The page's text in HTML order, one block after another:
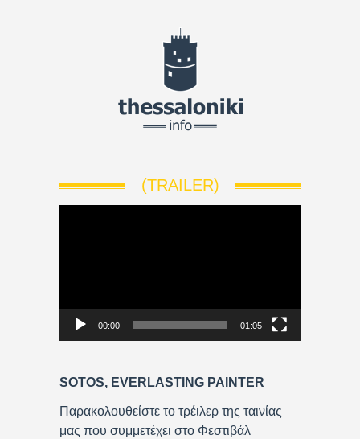
(TRAILER)
P
e
r
00:00 01:05
SOTOS, EVERLASTING PAINTER
Παρακολουθείστε το τρέιλερ της ταινίας
μας που συμμετέχει στο Φεστιβάλ